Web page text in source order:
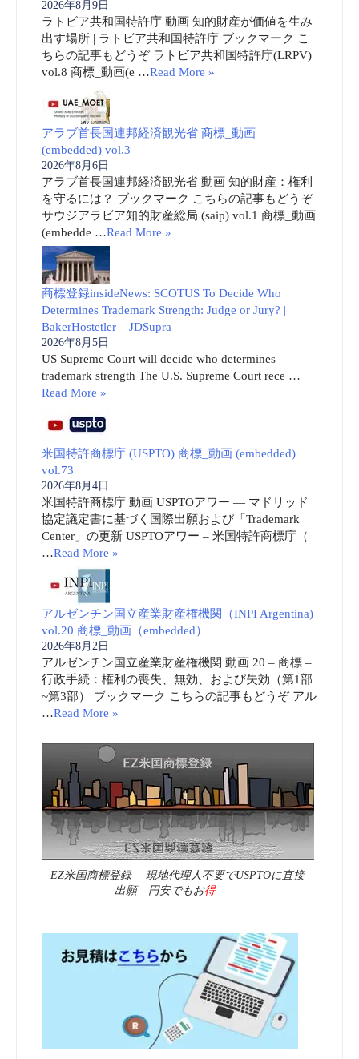
2026年8月9日
ラトビア共和国特許庁 動画 知的財産が価値を生み
出す場所 | ラトビア共和国特許庁 ブックマーク こ
ちらの記事もどうぞ ラトビア共和国特許庁(LRPV)
vol.8 商標_動画(e …Read More »
アラブ首長国連邦経済観光省 商標_動画
(embedded) vol.3
2026年8月6日
アラブ首長国連邦経済観光省 動画 知的財産：権利
を守るには？ ブックマーク こちらの記事もどうぞ
サウジアラビア知的財産総局 (saip) vol.1 商標_動画
(embedde …Read More »
商標登録insideNews: SCOTUS To Decide Who
Determines Trademark Strength: Judge or Jury? |
BakerHostetler – JDSupra
2026年8月5日
US Supreme Court will decide who determines
trademark strength The U.S. Supreme Court rece …
Read More »
米国特許商標庁 (USPTO) 商標_動画 (embedded)
vol.73
2026年8月4日
米国特許商標庁 動画 USPTOアワー ― マドリッド
協定議定書に基づく国際出願および「Trademark
Center」の更新 USPTOアワー – 米国特許商標庁（
…Read More »
アルゼンチン国立産業財産権機関（INPI Argentina)
vol.20 商標_動画（embedded）
2026年8月2日
アルゼンチン国立産業財産権機関 動画 20 – 商標 –
行政手続：権利の喪失、無効、および失効（第1部
~第3部） ブックマーク こちらの記事もどうぞ アル
…Read More »
EZ米国商標登録 現地代理人不要でUSPTOに直接
出願 円安でもお得